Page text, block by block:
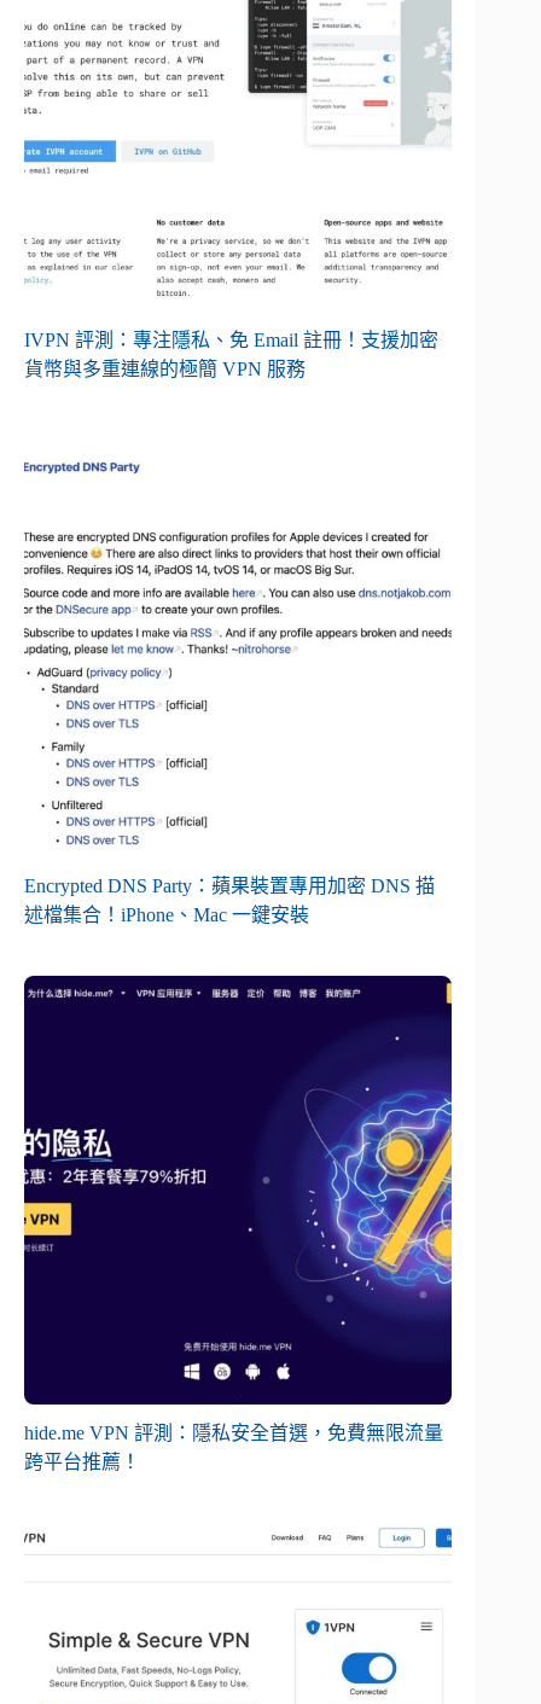
IVPN 評測：專注隱私、免 Email 註冊！支援加密
貨幣與多重連線的極簡 VPN 服務
Encrypted DNS Party：蘋果裝置專用加密 DNS 描
述檔集合！iPhone、Mac 一鍵安裝
hide.me VPN 評測：隱私安全首選，免費無限流量
跨平台推薦！